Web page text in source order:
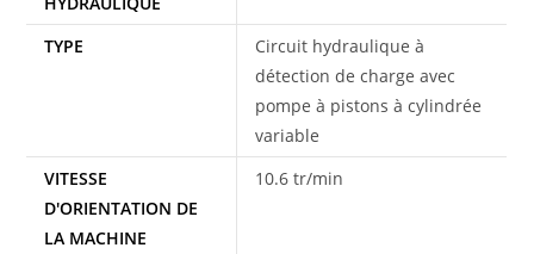
TYPE
Circuit hydraulique à
détection de charge avec
pompe à pistons à cylindrée
variable
VITESSE
D'ORIENTATION DE
LA MACHINE
10.6 tr/min